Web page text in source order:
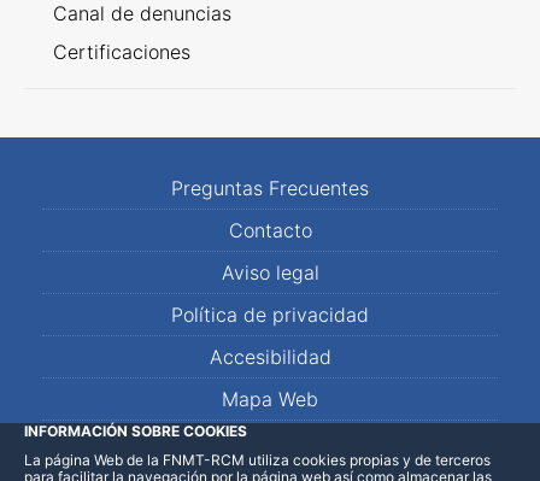
Canal de denuncias
Certificaciones
Preguntas Frecuentes
Contacto
Aviso legal
Política de privacidad
Accesibilidad
Mapa Web
LinkedInFacebookWhatsApp
INFORMACIÓN SOBRE COOKIES
La página Web de la FNMT-RCM utiliza cookies propias y de terceros
para facilitar la navegación por la página web así como almacenar las